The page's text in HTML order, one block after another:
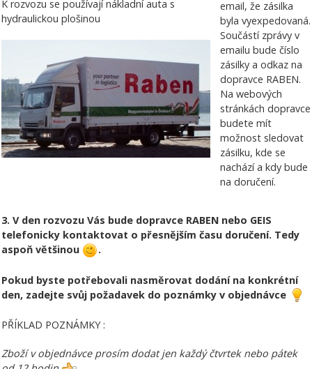
K rozvozu se používají nákladní auta s
hydraulickou plošinou
email, že zásilka
byla vyexpedovaná.
Součástí zprávy v
emailu bude číslo
zásilky a odkaz na
dopravce RABEN.
Na webových
stránkách dopravce
budete mít
možnost sledovat
zásilku, kde se
nachází a kdy bude
na doručení.
3. V den rozvozu Vás bude dopravce RABEN nebo GEIS
telefonicky kontaktovat o přesnějším času doručení. Tedy
aspoň většinou
.
Pokud byste potřebovali nasměrovat dodání na konkrétní
den, zadejte svůj požadavek do poznámky v objednávce
PŘÍKLAD POZNÁMKY :
Zboží v objednávce prosím dodat jen každý čtvrtek nebo pátek